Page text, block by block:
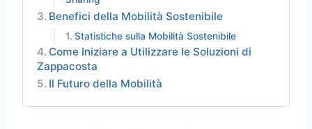
Benefici della Mobilità Sostenibile
Statistiche sulla Mobilità Sostenibile
Come Iniziare a Utilizzare le Soluzioni di
Zappacosta
Il Futuro della Mobilità